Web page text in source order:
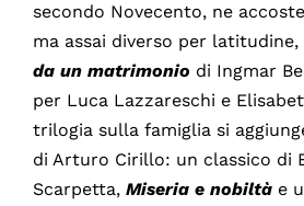
secondo Novecento, ne
ma assai diverso per
da un matrimonio di Ingmar
per Luca Lazzareschi e
trilogia sulla famiglia si
di Arturo Cirillo: un classico di
Scarpetta, Miseria e nobiltà e